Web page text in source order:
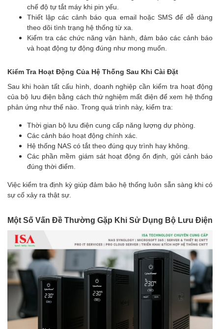
chế độ tự tắt máy khi pin yếu.
Thiết lập các cảnh báo qua email hoặc SMS để dễ dàng
theo dõi tình trạng hệ thống từ xa.
Kiểm tra các chức năng vận hành, đảm bảo các cảnh báo
và hoạt động tự động đúng như mong muốn.
Kiểm Tra Hoạt Động Của Hệ Thống Sau Khi Cài Đặt
Sau khi hoàn tất cấu hình, doanh nghiệp cần kiểm tra hoạt động
của bộ lưu điện bằng cách thử nghiệm mất điện để xem hệ thống
phản ứng như thế nào. Trong quá trình này, kiểm tra:
Thời gian bộ lưu điện cung cấp năng lượng dự phòng.
Các cảnh báo hoạt động chính xác.
Hệ thống NAS có tắt theo đúng quy trình hay không.
Các phần mềm giám sát hoạt động ổn định, gửi cảnh báo
đúng thời điểm.
Việc kiểm tra định kỳ giúp đảm bảo hệ thống luôn sẵn sàng khi có
sự cố xảy ra thật sự.
Một Số Vấn Đề Thường Gặp Khi Sử Dụng Bộ Lưu Điện